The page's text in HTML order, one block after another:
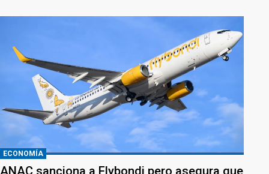
ECONOMÍA
ANAC sanciona a Flybondi pero asegura que